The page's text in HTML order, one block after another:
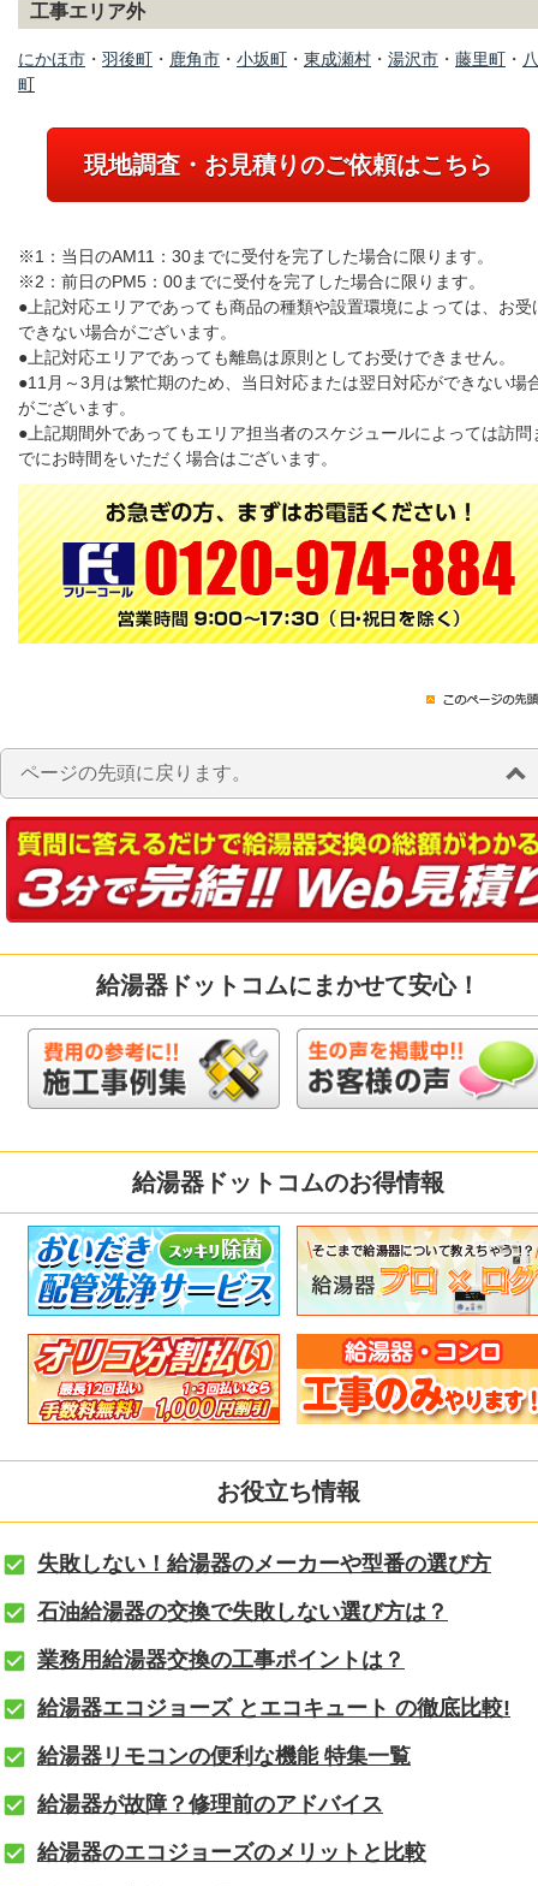
工事エリア外
にかほ市 ・ 羽後町 ・ 鹿角市 ・ 小坂町 ・ 東成瀬村 ・ 湯沢市 ・ 藤里町 ・
町
現地調査・お見積りのご依頼はこちら
※1：当日のAM11：30までに受付を完了した場合に限ります。
※2：前日のPM5：00までに受付を完了した場合に限ります。
●上記対応エリアであっても商品の種類や設置環境によっては、お受
できない場合がございます。
●上記対応エリアであっても離島は原則としてお受けできません。
●11月～3月は繁忙期のため、当日対応または翌日対応ができない場
がございます。
●上記期間外であってもエリア担当者のスケジュールによっては訪問
でにお時間をいただく場合はございます。
ページの先頭に戻ります。
給湯器ドットコムにまかせて安心！
給湯器ドットコムのお得情報
お役立ち情報
失敗しない！給湯器のメーカーや型番の選び方
石油給湯器の交換で失敗しない選び方は？
業務用給湯器交換の工事ポイントは？
給湯器エコジョーズ とエコキュート の徹底比較!
給湯器リモコンの便利な機能 特集一覧
給湯器が故障？修理前のアドバイス
給湯器のエコジョーズのメリットと比較